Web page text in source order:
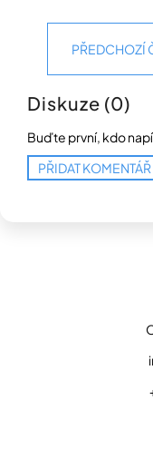
PŘEDCHOZÍ
Diskuze (0)
Buďte první, kdo
PŘIDAT KOMENTÁŘ